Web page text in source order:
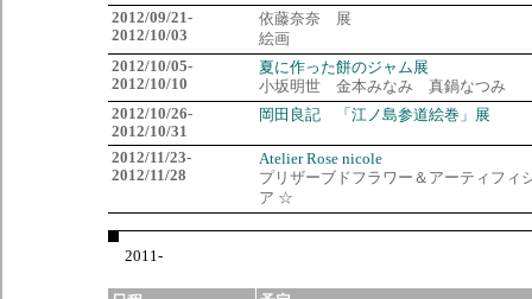
2012/09/21-
2012/10/03
依藤奈奈 展
絵画
2012/10/05-
2012/10/10
夏に作った餅のジャム展
小坂明世 金本みなみ 真鍋なつみ
2012/10/26-
2012/10/31
岡田良記 「江ノ島参道絵巻」展
2012/11/23-
2012/11/28
Atelier Rose nicole
プリザーブドフラワー＆アーティフ
ア ☆
2011-